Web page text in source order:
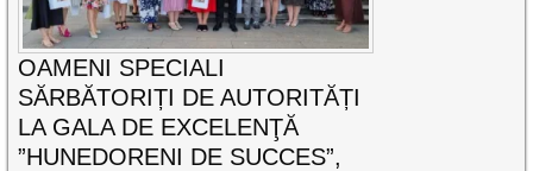
OAMENI SPECIALI
SĂRBĂTORIȚI DE AUTORITĂȚI
LA GALA DE EXCELENŢĂ
”HUNEDORENI DE SUCCES”,